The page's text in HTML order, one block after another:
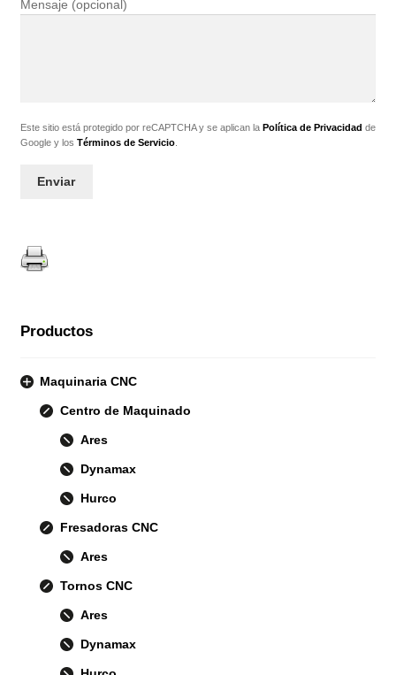
Mensaje (opcional)
Este sitio está protegido por reCAPTCHA y se aplican la Política de Privacidad de
Google y los Términos de Servicio.
Productos
Maquinaria CNC
Centro de Maquinado
Ares
Dynamax
Hurco
Fresadoras CNC
Ares
Tornos CNC
Ares
Dynamax